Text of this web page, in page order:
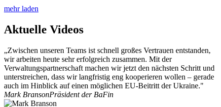
mehr laden
Aktuelle Videos
„Zwischen unseren Teams ist schnell großes Vertrauen entstanden,
wir arbeiten heute sehr erfolgreich zusammen. Mit der
Verwaltungspartnerschaft machen wir jetzt den nächsten Schritt und
unterstreichen, dass wir langfristig eng kooperieren wollen – gerade
auch im Hinblick auf einen möglichen EU-Beitritt der Ukraine."
Mark BransonPräsident der BaFin